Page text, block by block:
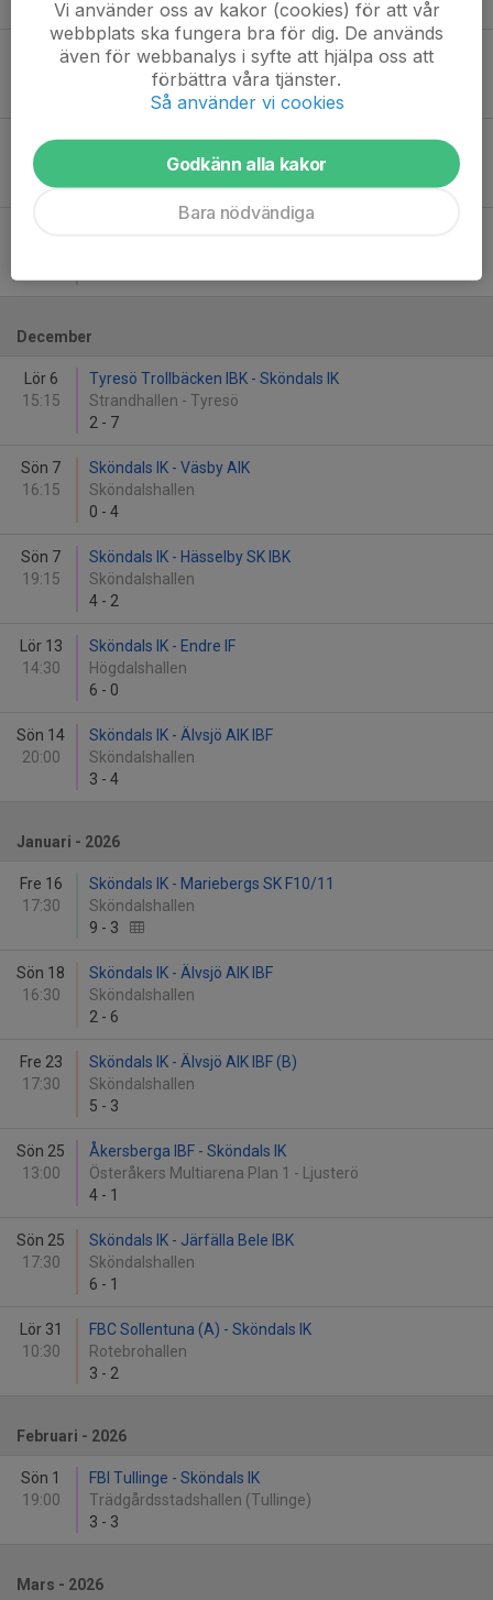
1- 4
Sön 23
Sköndals IK - Täby FC (A)
Sköndalshallen
Sön 30
10:00
FBC Sollentuna (B) - Sköndals IK
Rotebrohallen
8-4
December
Lör 6
15:15
Tyresö Trollbäcken IBK - Sköndals IK
Strandhallen - Tyresö
2 - 7
Sön 7
16:15
Sköndals IK - Väsby AIK
Sköndalshallen
0 - 4
Sön 7
19:15
Sköndals IK - Hässelby SK IBK
Sköndalshallen
4 - 2
Lör 13
14:30
Sköndals IK - Endre IF
Högdalshallen
6 - 0
Sön 14
20:00
Sköndals IK - Älvsjö AIK IBF
Sköndalshallen
3 - 4
Januari - 2026
Fre 16
17:30
Sköndals IK - Mariebergs SK F10/11
Sköndalshallen
9 - 3
Sön 18
16:30
Sköndals IK - Älvsjö AIK IBF
Sköndalshallen
2 - 6
Fre 23
17:30
Sköndals IK - Älvsjö AIK IBF (B)
Sköndalshallen
5 - 3
Sön 25
13:00
Åkersberga IBF - Sköndals IK
Österåkers Multiarena Plan 1 - Ljusterö
4 - 1
Sön 25
17:30
Sköndals IK - Järfälla Bele IBK
Sköndalshallen
6 - 1
Lör 31
10:30
FBC Sollentuna (A) - Sköndals IK
Rotebrohallen
3 - 2
Februari - 2026
Sön 1
19:00
FBI Tullinge - Sköndals IK
Trädgårdsstadshallen (Tullinge)
3 - 3
Mars - 2026
Vi använder oss av kakor (cookies) för att vår
webbplats ska fungera bra för dig. De används
även för webbanalys i syfte att hjälpa oss att
förbättra våra tjänster.
Så använder vi cookies
Godkänn alla kakor
Bara nödvändiga